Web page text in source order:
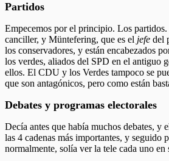
Partidos
Empecemos por el principio. Los
canciller, y Müntefering, que es el jefe del
los conservadores, y están encabezados
los verdes, aliados del SPD en el antiguo
ellos. El CDU y los Verdes tampoco se
que son antagónicos, pero como están
Debates y programas electorales
Decía antes que había muchos debates,
las 4 cadenas más importantes, y
normalmente, solía ver la tele cada uno